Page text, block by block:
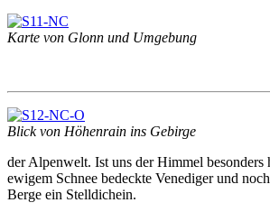
Karte von Glonn und Umgebung
Blick von Höhenrain ins Gebirge
der Alpenwelt. Ist uns der Himmel besonders
ewigem Schnee bedeckte Venediger und
Berge ein Stelldichein.